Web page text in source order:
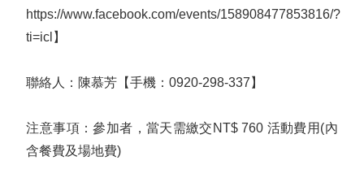
https://www.facebook.com/events/158908477853816/?
ti=icl】
聯絡人：陳慕芳【手機：0920-298-337】
注意事項：參加者，當天需繳交NT$ 760 活動費用(內
含餐費及場地費)